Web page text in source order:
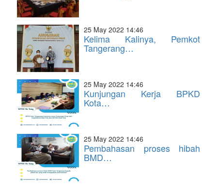
25 May 2022 14:46
Kelima Kalinya, Pemkot
Tangerang…
25 May 2022 14:46
Kunjungan Kerja BPKD
Kota…
25 May 2022 14:46
Pembahasan proses hibah
BMD…